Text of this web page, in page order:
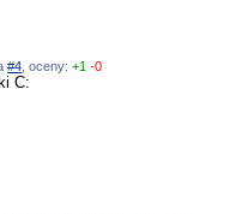
#4 , oceny:+1 -0
C: